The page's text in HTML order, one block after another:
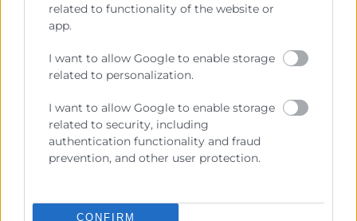
related to functionality of the website or
app.
I want to allow Google to enable storage
related to personalization.
I want to allow Google to enable storage
related to security, including
authentication functionality and fraud
prevention, and other user protection.
CONFIRM
Cámara València es una corporación de derecho público,
colaboradora de las Administraciones Públicas, dedicada a:
Prestar servicios a las empresas.
Representar, promocionar y defender los intereses
generales del comercio, la industria y la navegación.
previstas en la Ley, o que puedan encomendar y
delegar las Administraciones Públicas.